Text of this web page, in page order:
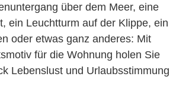
über dem Meer, eine
ein Leuchtturm auf der Klippe, ein
oder etwas ganz anderes: Mit
für die Wohnung holen Sie
Lebenslust und Urlaubsstimmung